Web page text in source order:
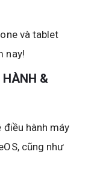
và tablet
nay!
HÀNH &
hành máy
cũng như